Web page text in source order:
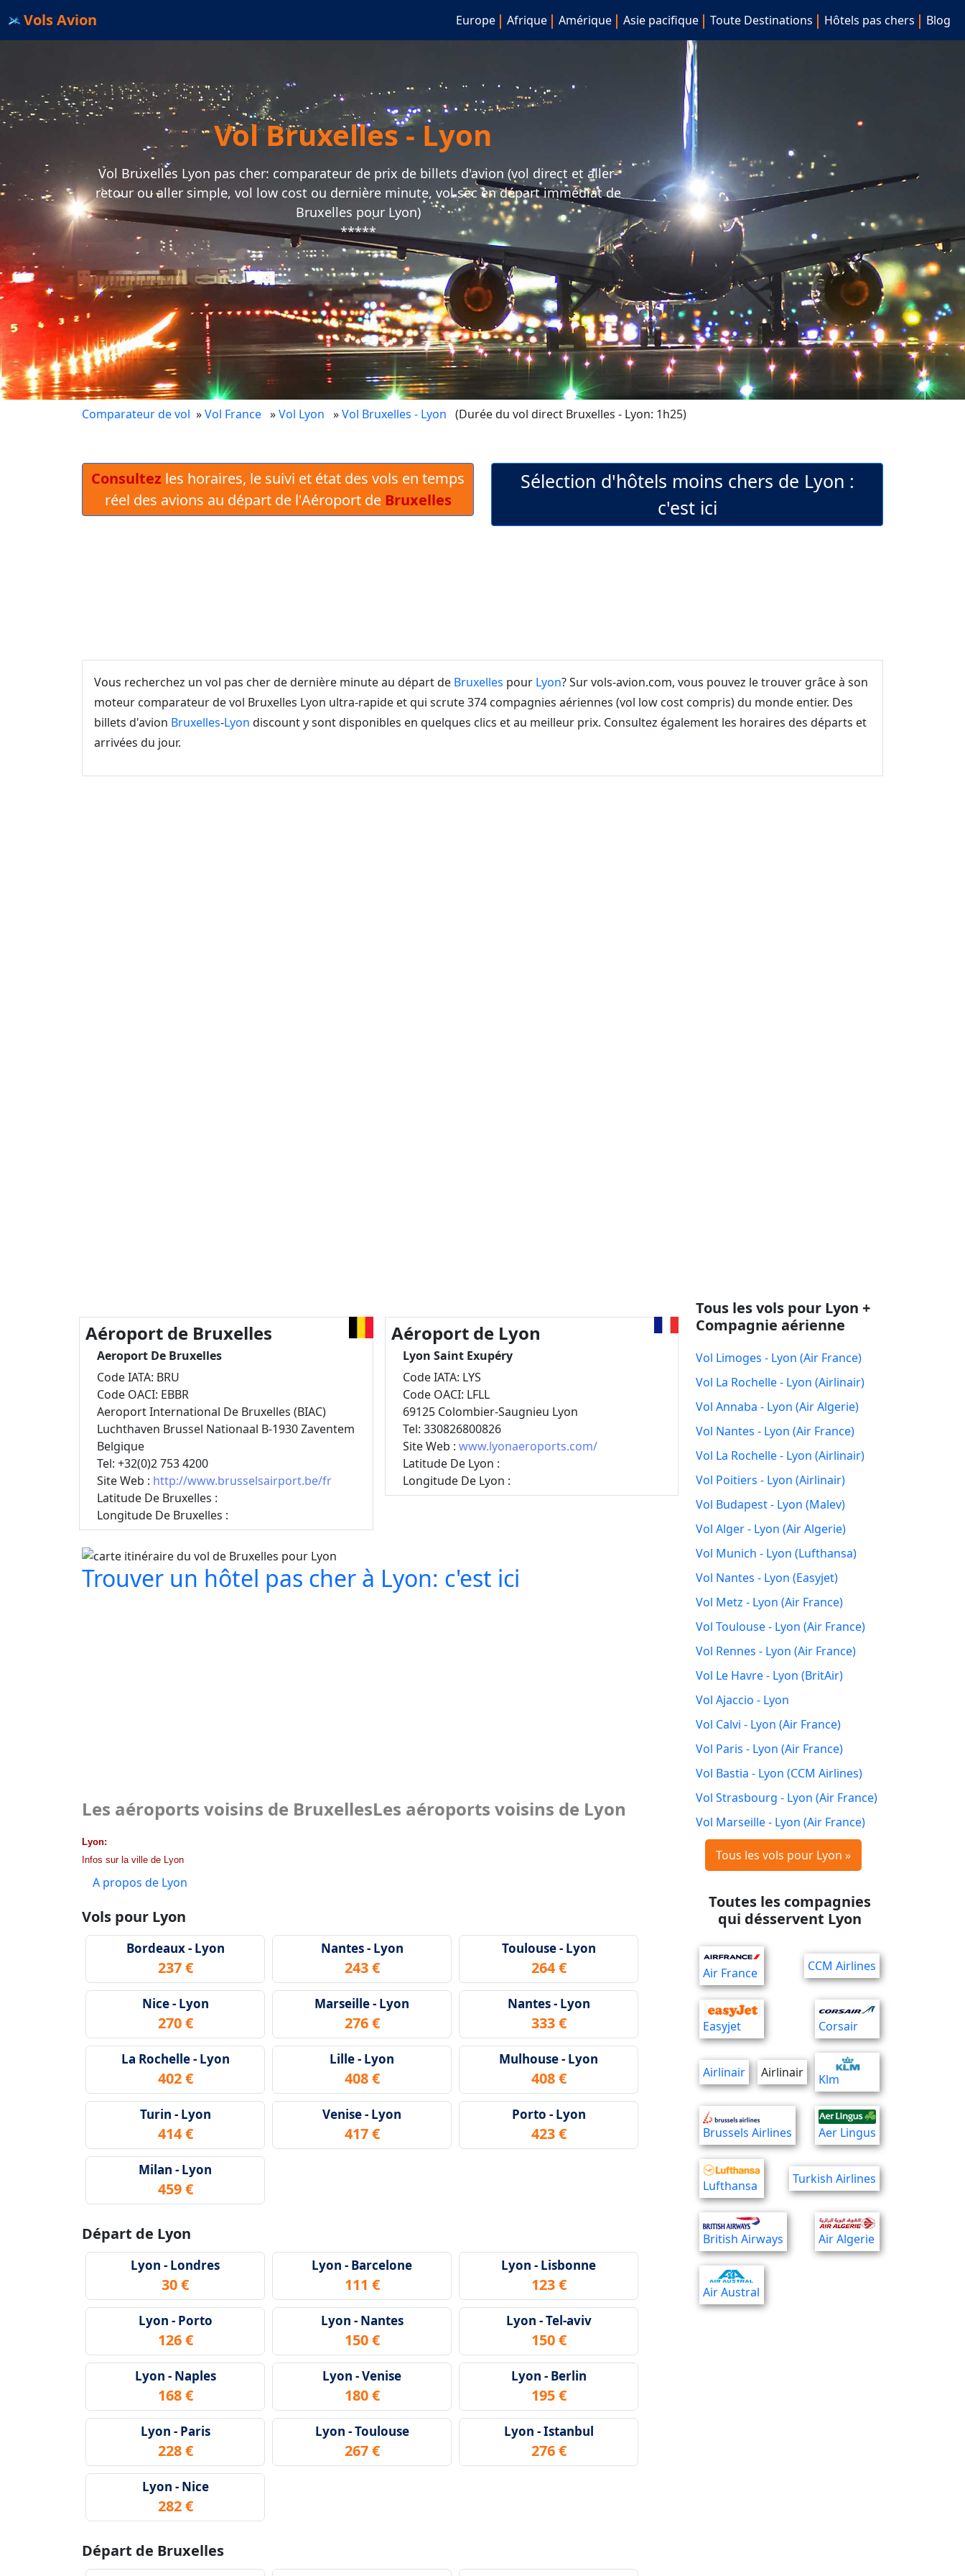
Vols Avion Europe Afrique Amérique Asie pacifique Toute Destinations Hôtels pas chers Blog
Vol Bruxelles - Lyon
Vol Bruxelles Lyon pas cher: comparateur de prix de billets d'avion (vol direct et aller-
retour ou aller simple, vol low cost ou dernière minute, vol sec en départ immédiat de
Bruxelles pour Lyon)
*****
Comparateur de vol »Vol France »Vol Lyon »Vol Bruxelles - Lyon (Durée du vol direct Bruxelles - Lyon: 1h25)
Consultez les horaires, le suivi et état des vols en temps
réel des avions au départ de l'Aéroport de Bruxelles
Sélection d'hôtels moins chers de Lyon :
c'est ici
Vous recherchez un vol pas cher de dernière minute au départ de Bruxelles pour Lyon? Sur vols-avion.com, vous pouvez le trouver grâce à son
moteur comparateur de vol Bruxelles Lyon ultra-rapide et qui scrute 374 compagnies aériennes (vol low cost compris) du monde entier. Des
billets d'avion Bruxelles-Lyon discount y sont disponibles en quelques clics et au meilleur prix. Consultez également les horaires des départs et
arrivées du jour.
Aéroport de Bruxelles
Aeroport De Bruxelles
Code IATA: BRU
Code OACI: EBBR
Aeroport International De Bruxelles (BIAC)
Luchthaven Brussel Nationaal B-1930 Zaventem
Belgique
Tel: +32(0)2 753 4200
Site Web : http://www.brusselsairport.be/fr
Latitude De Bruxelles :
Longitude De Bruxelles :
Aéroport de Lyon
Lyon Saint Exupéry
Code IATA: LYS
Code OACI: LFLL
69125 Colombier-Saugnieu Lyon
Tel: 330826800826
Site Web : www.lyonaeroports.com/
Latitude De Lyon :
Longitude De Lyon :
Trouver un hôtel pas cher à Lyon: c'est ici
Les aéroports voisins de BruxellesLes aéroports voisins de Lyon
Lyon:
Infos sur la ville de Lyon
A propos de Lyon
Vols pour Lyon
Bordeaux - Lyon
237 €
Nantes - Lyon
243 €
Toulouse - Lyon
264 €
Nice - Lyon
270 €
Marseille - Lyon
276 €
Nantes - Lyon
333 €
La Rochelle - Lyon
402 €
Lille - Lyon
408 €
Mulhouse - Lyon
408 €
Turin - Lyon
414 €
Venise - Lyon
417 €
Porto - Lyon
423 €
Milan - Lyon
459 €
Départ de Lyon
Lyon - Londres
30 €
Lyon - Barcelone
111 €
Lyon - Lisbonne
123 €
Lyon - Porto
126 €
Lyon - Nantes
150 €
Lyon - Tel-aviv
150 €
Lyon - Naples
168 €
Lyon - Venise
180 €
Lyon - Berlin
195 €
Lyon - Paris
228 €
Lyon - Toulouse
267 €
Lyon - Istanbul
276 €
Lyon - Nice
282 €
Départ de Bruxelles
Tous les vols pour Lyon +
Compagnie aérienne
Vol Limoges - Lyon (Air France)
Vol La Rochelle - Lyon (Airlinair)
Vol Annaba - Lyon (Air Algerie)
Vol Nantes - Lyon (Air France)
Vol La Rochelle - Lyon (Airlinair)
Vol Poitiers - Lyon (Airlinair)
Vol Budapest - Lyon (Malev)
Vol Alger - Lyon (Air Algerie)
Vol Munich - Lyon (Lufthansa)
Vol Nantes - Lyon (Easyjet)
Vol Metz - Lyon (Air France)
Vol Toulouse - Lyon (Air France)
Vol Rennes - Lyon (Air France)
Vol Le Havre - Lyon (BritAir)
Vol Ajaccio - Lyon
Vol Calvi - Lyon (Air France)
Vol Paris - Lyon (Air France)
Vol Bastia - Lyon (CCM Airlines)
Vol Strasbourg - Lyon (Air France)
Vol Marseille - Lyon (Air France)
Tous les vols pour Lyon »
Toutes les compagnies
qui désservent Lyon
Air France CCM Airlines
Easyjet Corsair
Airlinair Airlinair Klm
Brussels Airlines Aer Lingus
Lufthansa Turkish Airlines
British Airways Air Algerie
Air Austral